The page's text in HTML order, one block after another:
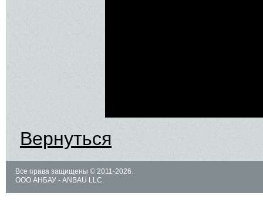
Вернуться
Все права защищены © 2011-2026.
ООО АНБАУ - ANBAU LLC.